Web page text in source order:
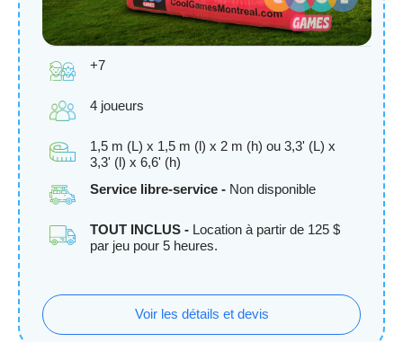
+7
4 joueurs
1,5 m (L) x 1,5 m (l) x 2 m (h) ou 3,3' (L) x
3,3' (l) x 6,6' (h)
Service libre-service - Non disponible
TOUT INCLUS - Location à partir de 125 $
par jeu pour 5 heures.
Voir les détails et devis